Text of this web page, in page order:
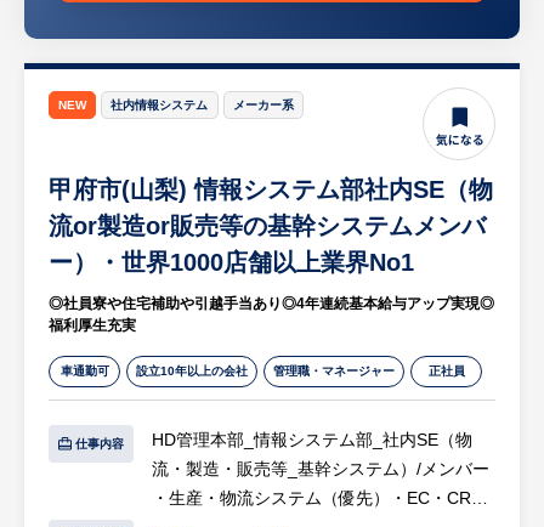
【HUREX求人担当コメント】
圧倒的な知名度と安定性を誇る同社だからこ
そ、残業が少なく有給休暇も取得しやすい、
ワークライフバランスの整った環境が実現し
ています。これまで培ってきた金融知識を活
かしつつ、ご自身の生活を犠牲にすることな
く、ライフイベントと両立しながら長期的な
キャリア形成が可能です。
NEW 社内情報システム メーカー系
甲府市(山梨) 情報システム部社内SE（物
流or製造or販売等の基幹システムメンバ
ー）・世界1000店舗以上業界No1
◎社員寮や住宅補助や引越手当あり◎4年連続基本給与アップ実現◎
福利厚生充実
車通勤可 設立10年以上の会社 管理職・マネージャー 正社員
仕事内容
HD管理本部_情報システム部_社内SE（物
流・製造・販売等_基幹システム）/メンバー
・生産・物流システム（優先）・EC・CRM